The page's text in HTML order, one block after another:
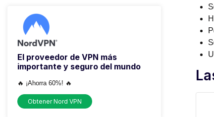
El proveedor de VPN más
importante y seguro del mundo
🔥 ¡Ahorra 60%! 🔥
Obtener Nord VPN